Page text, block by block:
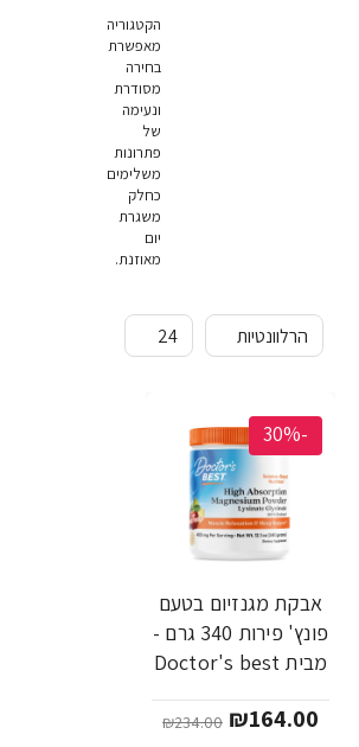
הקטגוריה
מאפשרת
בחירה
מסודרת
ונעימה
של
פתרונות
משלימים
כחלק
משגרת
יום
מאוזנת.
-30%
אבקת מגנזיום בטעם
פונץ' פירות 340 גרם -
מבית Doctor's best
₪164.00
₪234.00